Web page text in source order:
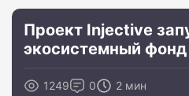
Проект Injective
экосистемный
1249 0 2 мин